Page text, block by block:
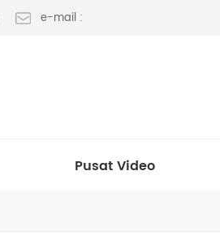
e-mail :
Pusat Video